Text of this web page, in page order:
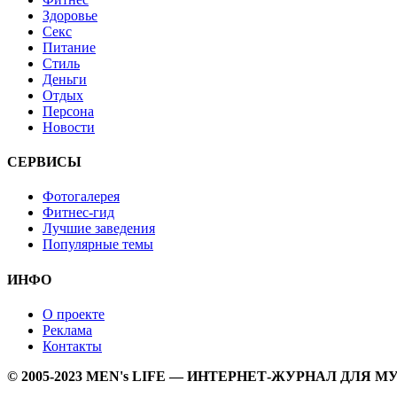
Здоровье
Секс
Питание
Стиль
Деньги
Отдых
Персона
Новости
СЕРВИСЫ
Фотогалерея
Фитнес-гид
Лучшие заведения
Популярные темы
ИНФО
О проекте
Реклама
Контакты
© 2005-2023 MEN's LIFE — ИНТЕРНЕТ-ЖУРНАЛ ДЛЯ